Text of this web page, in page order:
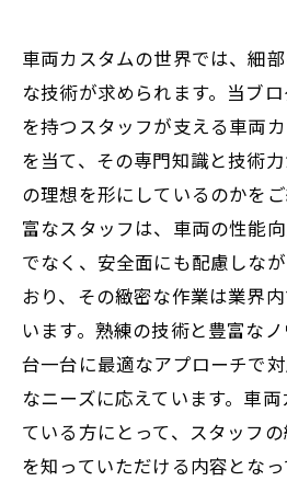
車両カスタムの世界では、細
な技術が求められます。当ブ
を持つスタッフが支える車両
を当て、その専門知識と技術
の理想を形にしているのかを
富なスタッフは、車両の性能
でなく、安全面にも配慮しな
おり、その緻密な作業は業界
います。熟練の技術と豊富な
台一台に最適なアプローチで
なニーズに応えています。車
ている方にとって、スタッフ
を知っていただける内容となっ